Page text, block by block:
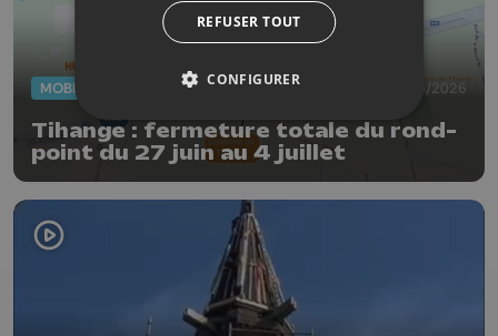
MOBILITÉ 23/06/2026
Tihange : fermeture totale du rond-
point du 27 juin au 4 juillet
REFUSER TOUT
CONFIGURER